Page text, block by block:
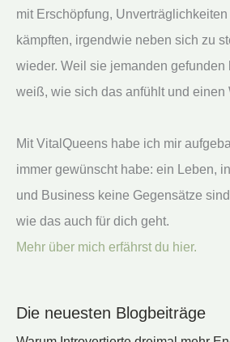
mit Erschöpfung, Unverträglichkeiten
kämpften, irgendwie neben sich zu
wieder. Weil sie jemanden gefunden
weiß, wie sich das anfühlt und einen
Mit VitalQueens habe ich mir
immer gewünscht habe: ein Leben,
und Business keine Gegensätze
wie das auch für dich geht.
Mehr über mich erfährst du hier.
Die neuesten Blogbeiträge